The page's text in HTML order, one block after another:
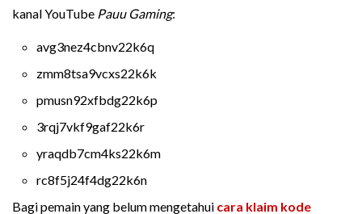
kanal YouTube Pauu Gaming:
avg3nez4cbnv22k6q
zmm8tsa9vcxs22k6k
pmusn92xfbdg22k6p
3rqj7vkf9gaf22k6r
yraqdb7cm4ks22k6m
rc8f5j24f4dg22k6n
Bagi pemain yang belum mengetahui cara klaim kode